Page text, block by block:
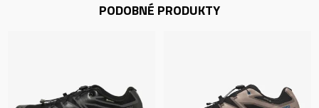
PODOBNÉ PRODUKTY